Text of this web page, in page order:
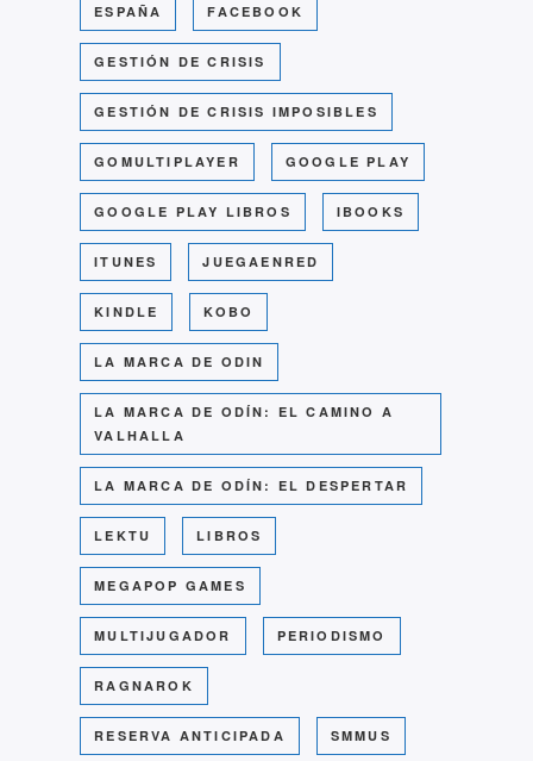
ESPAÑA FACEBOOK
GESTIÓN DE CRISIS
GESTIÓN DE CRISIS IMPOSIBLES
GOMULTIPLAYER GOOGLE PLAY
GOOGLE PLAY LIBROS IBOOKS
ITUNES JUEGAENRED
KINDLE KOBO
LA MARCA DE ODIN
LA MARCA DE ODÍN: EL CAMINO A
VALHALLA
LA MARCA DE ODÍN: EL DESPERTAR
LEKTU LIBROS
MEGAPOP GAMES
MULTIJUGADOR PERIODISMO
RAGNAROK
RESERVA ANTICIPADA SMMUS